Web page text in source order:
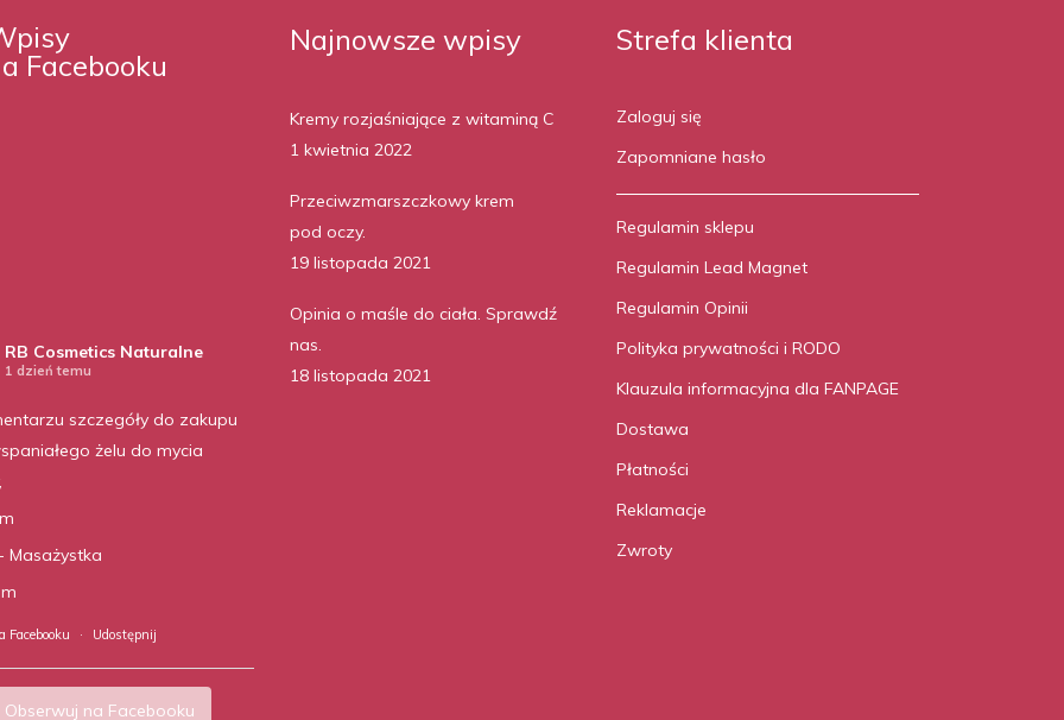
Facebooku
RB Cosmetics Naturalne
1 dzień temu
szczegóły do zakupu
żelu do mycia
Masażystka
Facebooku · Udostępnij
Obserwuj na Facebooku
Najnowsze wpisy
Kremy rozjaśniające z witaminą C
1 kwietnia 2022
Przeciwzmarszczkowy krem
pod oczy.
19 listopada 2021
Opinia o maśle do ciała. Sprawdź
nas.
18 listopada 2021
Strefa klienta
Zaloguj się
Zapomniane hasło
Regulamin sklepu
Regulamin Lead Magnet
Regulamin Opinii
Polityka prywatności i RODO
Klauzula informacyjna dla FANPAGE
Dostawa
Płatności
Reklamacje
Zwroty